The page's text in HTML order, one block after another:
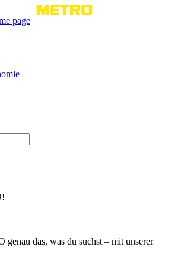
page
genau das, was du suchst – mit unserer